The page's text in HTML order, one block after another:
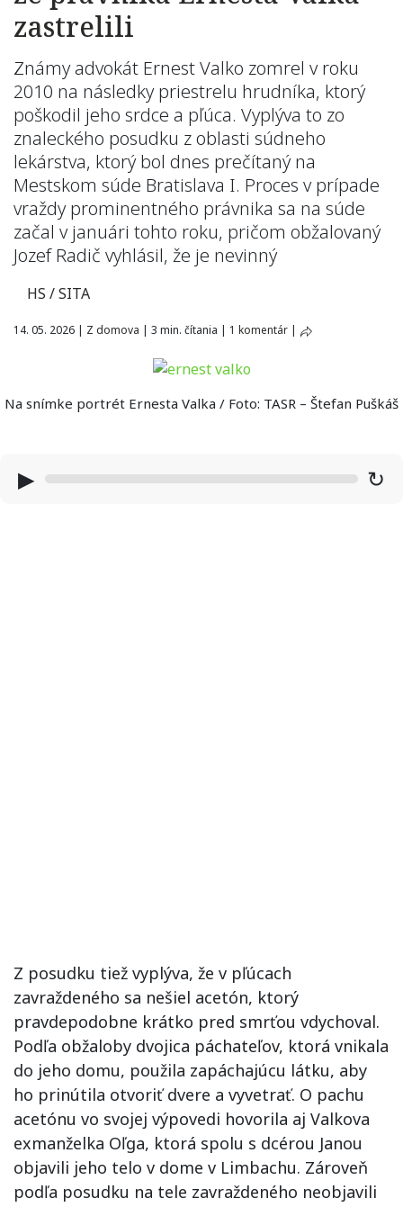
zastrelili
Známy advokát Ernest Valko zomrel v roku
2010 na následky priestrelu hrudníka, ktorý
poškodil jeho srdce a pľúca. Vyplýva to zo
znaleckého posudku z oblasti súdneho
lekárstva, ktorý bol dnes prečítaný na
Mestskom súde Bratislava I. Proces v prípade
vraždy prominentného právnika sa na súde
začal v januári tohto roku, pričom obžalovaný
Jozef Radič vyhlásil, že je nevinný
HS / SITA
14. 05. 2026 | Z domova | 3 min. čítania | 1 komentár |
Na snímke portrét Ernesta Valka / Foto: TASR – Štefan Puškáš
▶ ↻
Z posudku tiež vyplýva, že v pľúcach
zavraždeného sa nešiel acetón, ktorý
pravdepodobne krátko pred smrťou vdychoval.
Podľa obžaloby dvojica páchateľov, ktorá vnikala
do jeho domu, použila zapáchajúcu látku, aby
ho prinútila otvoriť dvere a vyvetrať. O pachu
acetónu vo svojej výpovedi hovorila aj Valkova
exmanželka Oľga, ktorá spolu s dcérou Janou
objavili jeho telo v dome v Limbachu. Zároveň
podľa posudku na tele zavraždeného neobjavili